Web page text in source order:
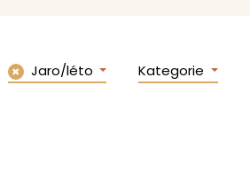
✖ Jaro/léto Kategorie